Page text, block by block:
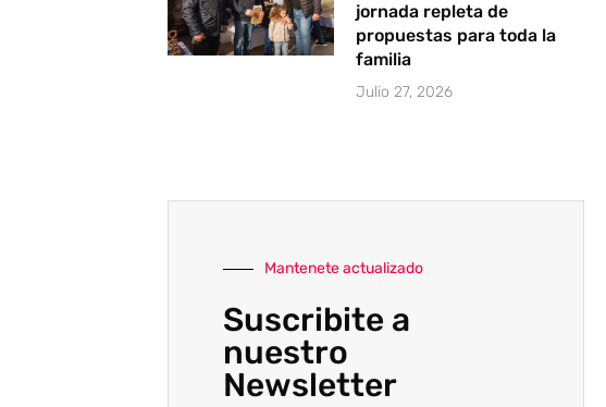
jornada repleta de
propuestas para toda la
familia
Julio 27, 2026
Mantenete actualizado
Suscribite a
nuestro
Newsletter